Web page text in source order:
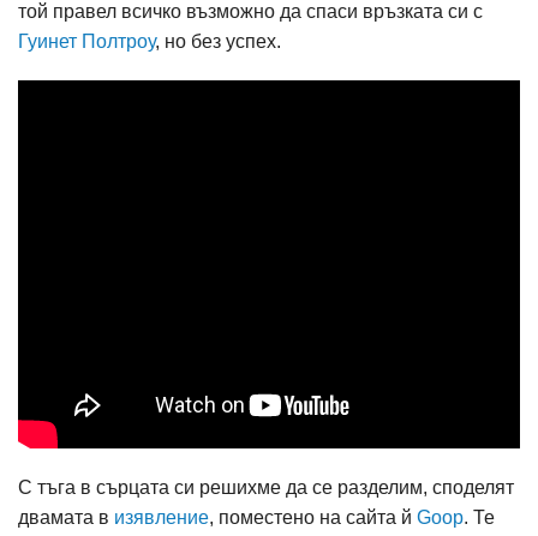
той правел всичко възможно да спаси връзката си с
Гуинет Полтроу, но без успех.
С тъга в сърцата си решихме да се разделим, споделят
двамата в изявление, поместено на сайта й Goop. Те